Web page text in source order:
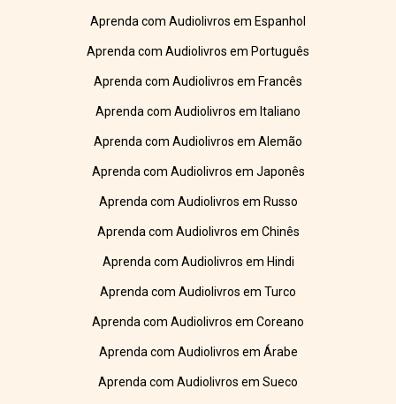
Aprenda com Audiolivros em Espanhol
Aprenda com Audiolivros em Português
Aprenda com Audiolivros em Francês
Aprenda com Audiolivros em Italiano
Aprenda com Audiolivros em Alemão
Aprenda com Audiolivros em Japonês
Aprenda com Audiolivros em Russo
Aprenda com Audiolivros em Chinês
Aprenda com Audiolivros em Hindi
Aprenda com Audiolivros em Turco
Aprenda com Audiolivros em Coreano
Aprenda com Audiolivros em Árabe
Aprenda com Audiolivros em Sueco